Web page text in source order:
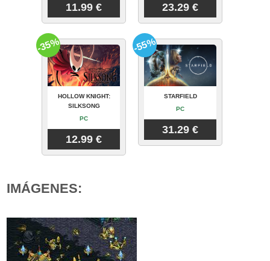
11.99 € 23.29 €
HOLLOW KNIGHT:
SILKSONG
PC
12.99 €
-35%
STARFIELD
PC
31.29 €
-55%
IMÁGENES: